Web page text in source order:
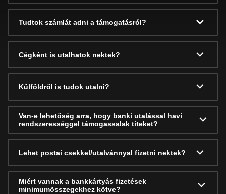
Tudtok számlát adni a támogatásról?
Cégként is utalhatok nektek?
Külföldről is tudok utalni?
Van-e lehetőség arra, hogy banki utalással havi
rendszerességgel támogassalak titeket?
Lehet postai csekkel/utalvánnyal fizetni nektek?
Miért vannak a bankkártyás fizetések
minimumösszegekhez kötve?